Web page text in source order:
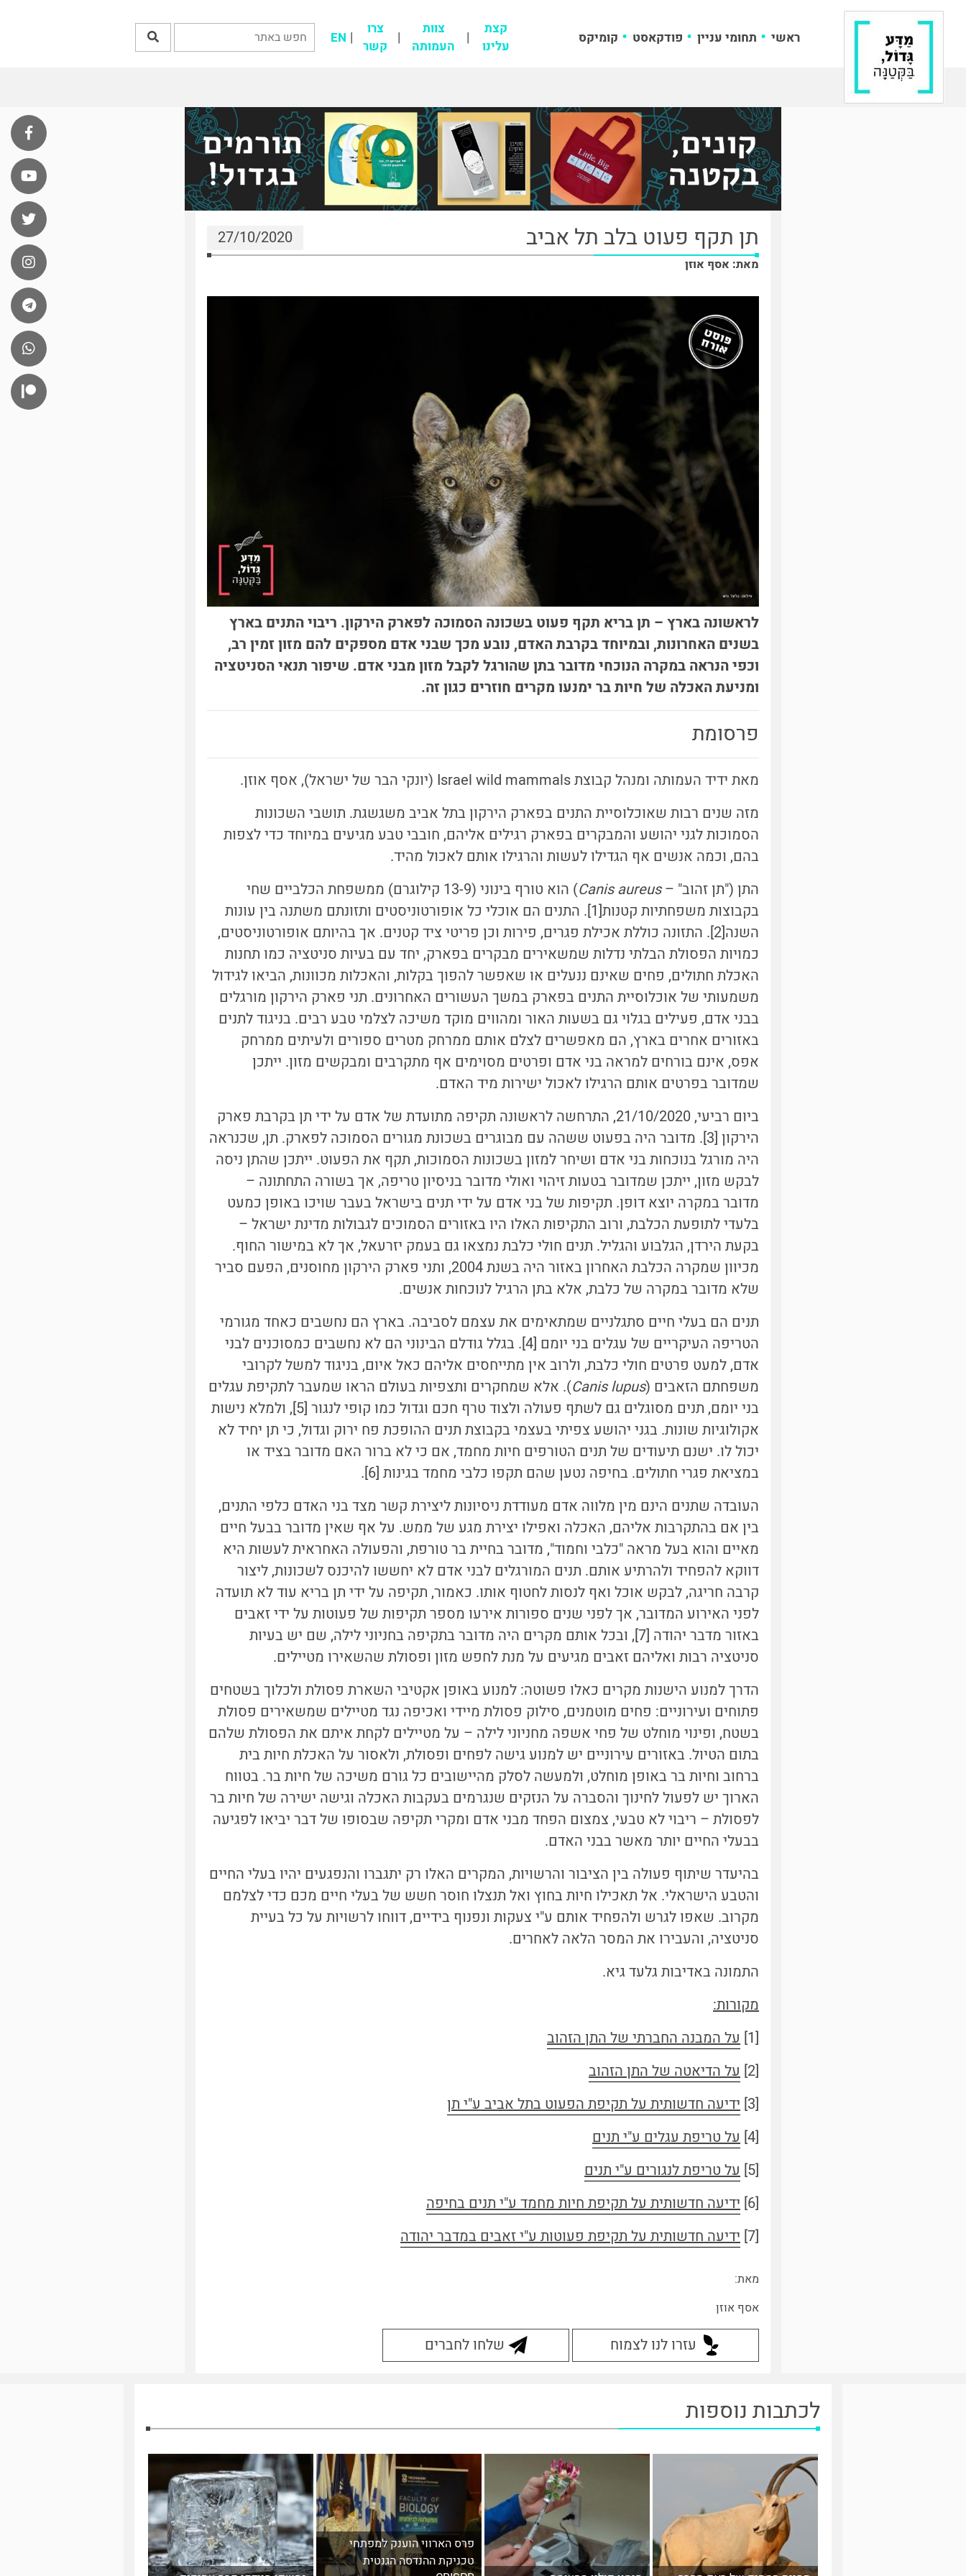
ראשי תחומי עניין פודקאסט קומיקס
קצת
עלינו
צוות
העמותה
צרו
קשר
EN
תן תקף פעוט בלב תל אביב 27/10/2020
מאת: אסף אוזן
לראשונה בארץ – תן בריא תקף פעוט בשכונה הסמוכה לפארק הירקון. ריבוי התנים בארץ
בשנים האחרונות, ובמיוחד בקרבת האדם, נובע מכך שבני אדם מספקים להם מזון זמין רב,
וכפי הנראה במקרה הנוכחי מדובר בתן שהורגל לקבל מזון מבני אדם. שיפור תנאי הסניטציה
ומניעת האכלה של חיות בר ימנעו מקרים חוזרים כגון זה.
פרסומת
מאת ידיד העמותה ומנהל קבוצת Israel wild mammals (יונקי הבר של ישראל), אסף אוזן.
מזה שנים רבות שאוכלוסיית התנים בפארק הירקון בתל אביב משגשגת. תושבי השכונות
הסמוכות לגני יהושע והמבקרים בפארק רגילים אליהם, חובבי טבע מגיעים במיוחד כדי לצפות
בהם, וכמה אנשים אף הגדילו לעשות והרגילו אותם לאכול מהיד.
התן ("תן זהוב" –Canis aureus
) הוא טורף בינוני (13-9 קילוגרם) ממשפחת הכלביים שחי
בקבוצות משפחתיות קטנות[1] . התנים הם אוכלי כל אופורטוניסטים ותזונתם משתנה בין עונות
השנה[2] . התזונה כוללת אכילת פגרים, פירות וכן פריטי ציד קטנים. אך בהיותם אופורטוניסטים,
כמויות הפסולת הבלתי נדלות שמשאירים מבקרים בפארק, יחד עם בעיות סניטציה כמו תחנות
האכלת חתולים, פחים שאינם ננעלים או שאפשר להפוך בקלות, והאכלות מכוונות, הביאו לגידול
משמעותי של אוכלוסיית התנים בפארק במשך העשורים האחרונים. תני פארק הירקון מורגלים
בבני אדם, פעילים בגלוי גם בשעות האור ומהווים מוקד משיכה לצלמי טבע רבים. בניגוד לתנים
באזורים אחרים בארץ, הם מאפשרים לצלם אותם ממרחק מטרים ספורים ולעיתים ממרחק
אפס, אינם בורחים למראה בני אדם ופרטים מסוימים אף מתקרבים ומבקשים מזון. ייתכן
שמדובר בפרטים אותם הרגילו לאכול ישירות מיד האדם.
ביום רביעי, 21/10/2020, התרחשה לראשונה תקיפה מתועדת של אדם על ידי תן בקרבת פארק
הירקון [3] . מדובר היה בפעוט ששהה עם מבוגרים בשכונת מגורים הסמוכה לפארק. תן, שכנראה
היה מורגל בנוכחות בני אדם ושיחר למזון בשכונות הסמוכות, תקף את הפעוט. ייתכן שהתן ניסה
לבקש מזון, ייתכן שמדובר בטעות זיהוי ואולי מדובר בניסיון טריפה, אך בשורה התחתונה –
מדובר במקרה יוצא דופן. תקיפות של בני אדם על ידי תנים בישראל בעבר שויכו באופן כמעט
בלעדי לתופעת הכלבת, ורוב התקיפות האלו היו באזורים הסמוכים לגבולות מדינת ישראל –
בקעת הירדן, הגלבוע והגליל. תנים חולי כלבת נמצאו גם בעמק יזרעאל, אך לא במישור החוף.
מכיוון שמקרה הכלבת האחרון באזור היה בשנת 2004, ותני פארק הירקון מחוסנים, הפעם סביר
שלא מדובר במקרה של כלבת, אלא בתן הרגיל לנוכחות אנשים.
תנים הם בעלי חיים סתגלניים שמתאימים את עצמם לסביבה. בארץ הם נחשבים כאחד מגורמי
הטריפה העיקריים של עגלים בני יומם [4].
בגלל גודלם הבינוני הם לא נחשבים כמסוכנים לבני
אדם, למעט פרטים חולי כלבת, ולרוב אין מתייחסים אליהם כאל איום, בניגוד למשל לקרובי
משפחתם הזאבים (Canis lupus). אלא שמחקרים ותצפיות בעולם הראו שמעבר לתקיפת עגלים
בני יומם, תנים מסוגלים גם לשתף פעולה ולצוד טרף חכם וגדול כמו קופי לנגור [5] , ולמלא נישות
אקולוגיות שונות. בגני יהושע צפיתי בעצמי בקבוצת תנים ההופכת פח ירוק וגדול, כי תן יחיד לא
יכול לו. ישנם תיעודים של תנים הטורפים חיות מחמד, אם כי לא ברור האם מדובר בציד או
במציאת פגרי חתולים. בחיפה נטען שהם תקפו כלבי מחמד בגינות [6]
.
העובדה שתנים הינם מין מלווה אדם מעודדת ניסיונות ליצירת קשר מצד בני האדם כלפי התנים,
בין אם בהתקרבות אליהם, האכלה ואפילו יצירת מגע של ממש. על אף שאין מדובר בבעל חיים
מאיים והוא בעל מראה "כלבי וחמוד", מדובר בחיית בר טורפת, והפעולה האחראית לעשות היא
דווקא להפחיד ולהרתיע אותם. תנים המורגלים לבני אדם לא יחששו להיכנס לשכונות, ליצור
קרבה חריגה, לבקש אוכל ואף לנסות לחטוף אותו. כאמור, תקיפה על ידי תן בריא עוד לא תועדה
לפני האירוע המדובר, אך לפני שנים ספורות אירעו מספר תקיפות של פעוטות על ידי זאבים
באזור מדבר יהודה [7] , ובכל אותם מקרים היה מדובר בתקיפה בחניוני לילה, שם יש בעיות
סניטציה רבות ואליהם זאבים מגיעים על מנת לחפש מזון ופסולת שהשאירו מטיילים.
הדרך למנוע הישנות מקרים כאלו פשוטה: למנוע באופן אקטיבי השארת פסולת ולכלוך בשטחים
פתוחים ועירוניים: פחים מוטמנים, סילוק פסולת מיידי ואכיפה נגד מטיילים שמשאירים פסולת
בשטח, ופינוי מוחלט של פחי אשפה מחניוני לילה – על מטיילים לקחת איתם את הפסולת שלהם
בתום הטיול. באזורים עירוניים יש למנוע גישה לפחים ופסולת, ולאסור על האכלת חיות בית
ברחוב וחיות בר באופן מוחלט, ולמעשה לסלק מהיישובים כל גורם משיכה של חיות בר. בטווח
הארוך יש לפעול לחינוך והסברה על הנזקים שנגרמים בעקבות האכלה וגישה ישירה של חיות בר
לפסולת – ריבוי לא טבעי, צמצום הפחד מבני אדם ומקרי תקיפה שבסופו של דבר יביאו לפגיעה
בבעלי החיים יותר מאשר בבני האדם.
בהיעדר שיתוף פעולה בין הציבור והרשויות, המקרים האלו רק יתגברו והנפגעים יהיו בעלי החיים
והטבע הישראלי. אל תאכילו חיות בחוץ ואל תנצלו חוסר חשש של בעלי חיים מכם כדי לצלמם
מקרוב. שאפו לגרש ולהפחיד אותם ע"י צעקות ונפנוף בידיים, דווחו לרשויות על כל בעיית
סניטציה, והעבירו את המסר הלאה לאחרים.
התמונה באדיבות גלעד גיא.
מקורות:
[1]
על המבנה החברתי של התן הזהוב
[2]
על הדיאטה של התן הזהוב
[3]
ידיעה חדשותית על תקיפת הפעוט בתל אביב ע"י תן
[4]
על טריפת עגלים ע"י תנים
[5]
על טריפת לנגורים ע"י תנים
[6]
ידיעה חדשותית על תקיפת חיות מחמד ע"י תנים בחיפה
[7]
ידיעה חדשותית על תקיפת פעוטות ע"י זאבים במדבר יהודה
מאת:
אסף אוזן
עזרו לנו לצמוח שלחו לחברים
לכתבות נוספות
פרס הארווי הוענק למפתחי
טכניקת ההנדסה הגנטית